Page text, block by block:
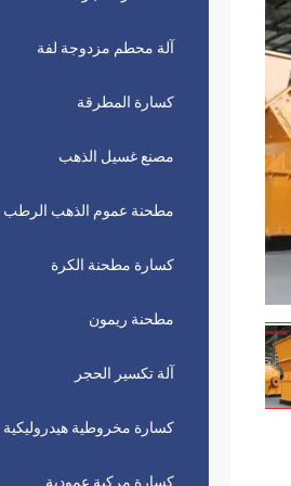
آلة محطم مزدوجة لفة
كسارة المطرقة
مصنع غسيل الذهب
مطحنة عموم الذهب الرطب
كسارة مطحنة الكرة
مطحنة ريمون
آلة تكسير الحجر
كسارة مخروطية هيدروليكية
كسارة مركبة عمودية